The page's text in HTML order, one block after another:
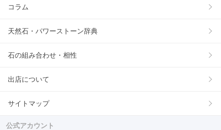
コラム
天然石・パワーストーン辞典
石の組み合わせ・相性
出店について
サイトマップ
公式アカウント